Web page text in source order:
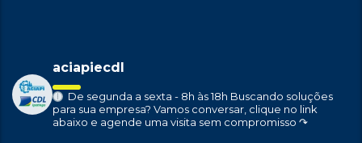
aciapiecdl
De segunda a sexta - 8h às 18h Buscando soluções
para sua empresa? Vamos conversar, clique no link
abaixo e agende uma visita sem compromisso ↷